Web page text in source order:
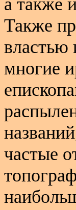
а также
Также
властью
многие
частые